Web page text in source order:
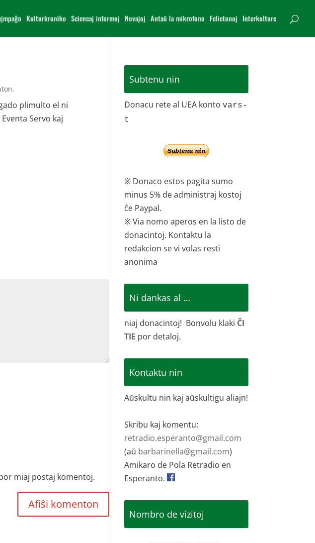
Kulturkroniko Sciencaj informoj Novajoj Antaŭ la mikrofono Felietonoj Interkulture
plimulto el ni
Servo kaj
miaj postaj komentoj.
Subtenu nin
Donacu rete al UEA kontovars-
t
※ Donaco estos pagita sumo
minus 5% de administraj kostoj
ĉe Paypal.
※ Via nomo aperos en la listo de
donacintoj. Kontaktu la
redakcion se vi volas resti
anonima
Ni dankas al …
niaj donacintoj! Bonvolu klaki ĈI
TIE por detaloj.
Kontaktu nin
Aŭskultu nin kaj aŭskultigu aliajn!
Skribu kaj komentu:
retradio.esperanto@gmail.com
(aŭ barbarinella@gmail.com)
Amikaro de Pola Retradio en
Esperanto.
Nombro de vizitoj